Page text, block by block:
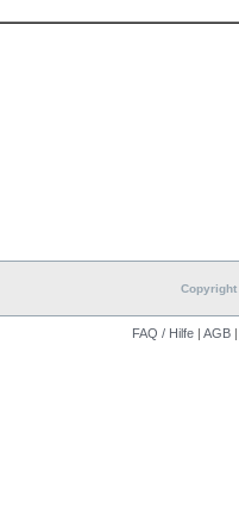
FAQ / Hilfe | AGB